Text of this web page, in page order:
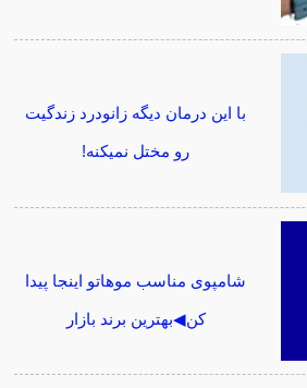
با این درمان دیگه زانودرد زندگیت
رو مختل نمیکنه!
شامپوی مناسب موهاتو اینجا پیدا
کن◀بهترین برند بازار